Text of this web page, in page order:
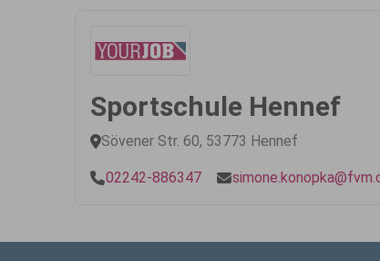
Sportschule Hennef
Sövener Str. 60, 53773 Hennef
02242-886347